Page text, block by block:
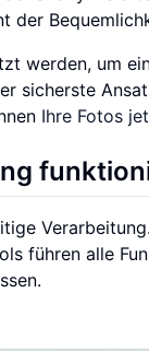
der
werden, um
sicherste
Ihre Fotos
führen alle